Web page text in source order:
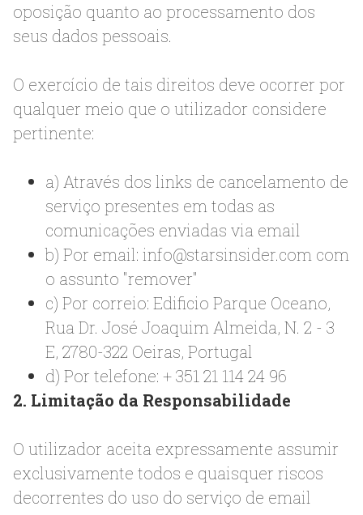
oposição quanto ao processamento dos
seus dados pessoais.
O exercício de tais direitos deve ocorrer por
qualquer meio que o utilizador considere
pertinente:
a) Através dos links de cancelamento de
serviço presentes em todas as
comunicações enviadas via email
b) Por email: info@starsinsider.com com
o assunto "remover"
c) Por correio: Edificio Parque Oceano,
Rua Dr. José Joaquim Almeida, N. 2 - 3
E, 2780-322 Oeiras, Portugal
d) Por telefone: + 351 21 114 24 96
2. Limitação da Responsabilidade
O utilizador aceita expressamente assumir
exclusivamente todos e quaisquer riscos
decorrentes do uso do serviço de email